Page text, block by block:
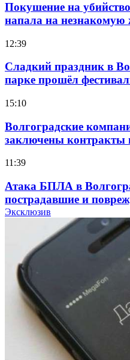
Покушение на
напала на
12:39
Сладкий праздник в
парке прошёл
15:10
Волгоградские
заключены контракты
11:39
Атака БПЛА в
пострадавшие и
Волгоградские вузы в
рейтинга: ВолгГТУ и
для химической
18:39
В Красноармейском
конкурс на ремонт
судоходный канал
Эксклюзив